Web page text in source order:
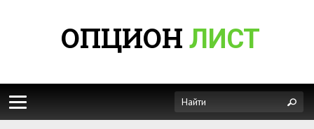
ОПЦИОН ЛИСТ